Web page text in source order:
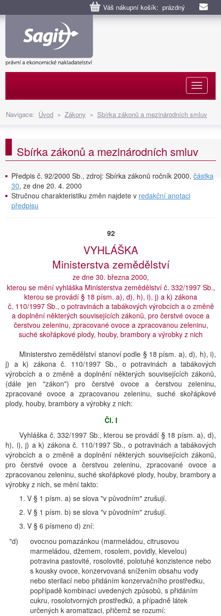
Váš nákupní košík: prázdný
Navigace: Úvod » Zákony » Sbírka zákonů a mezinárodních smluv
Sbírka zákonů a mezinárodních smluv
Předpis č. 92/2000 Sb., zdroj: Sbírka zákonů ročník 2000, částka
30, ze dne 20. 4. 2000
Stručnou charakteristiku změn najdete v redakční anotaci
předpisu
92
VYHLÁŠKA
Ministerstva zemědělství
ze dne 30. března 2000,
kterou se mění vyhláška Ministerstva zemědělství č. 332/1997 Sb.,
kterou se provádí § 18 písm. a), d), h), i), j) a k) zákona
č. 110/1997 Sb., o potravinách a tabákových výrobcích a o změně
a doplnění některých souvisejících zákonů, pro čerstvé ovoce a
čerstvou zeleninu, zpracované ovoce a zpracovanou zeleninu,
suché skořápkové plody, houby, brambory a výrobky z nich
Ministerstvo zemědělství stanoví podle § 18 písm. a), d), h), i),
j) a k) zákona č. 110/1997 Sb., o potravinách a tabákových
výrobcích a o změně a doplnění některých souvisejících zákonů,
(dále jen "zákon") pro čerstvé ovoce a čerstvou zeleninu,
zpracované ovoce a zpracovanou zeleninu, suché skořápkové
plody, houby, brambory a výrobky z nich:
Čl. I
Vyhláška č. 332/1997 Sb., kterou se provádí § 18 písm. a), d),
h), i), j) a k) zákona č. 110/1997 Sb., o potravinách a tabákových
výrobcích a o změně a doplnění některých souvisejících zákonů,
pro čerstvé ovoce a čerstvou zeleninu, zpracované ovoce a
zpracovanou zeleninu, suché skořápkové plody, houby, brambory a
výrobky z nich, se mění takto:
1. V § 1 písm. a) se slova "v původním" zrušují.
2. V § 1 písm. b) se slova "v původním" zrušují.
3. V § 6 písmeno d) zní:
"d)
ovocnou pomazánkou (marmeládou, citrusovou
marmeládou, džemem, rosolem, povidly, klevelou)
potravina pastovité, rosolovité, polotuhé konzistence nebo
s kousky ovoce, konzervovaná snížením obsahu vody
nebo sterilací nebo přidáním konzervačního prostředku,
popřípadě kombinací uvedených způsobů, s přidáním
cukru, rosolotvorných prostředků, a případně látek
určených k aromatizaci, přičemž se rozumí: